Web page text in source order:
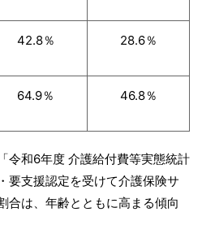
42.8％ 28.6％
64.9％ 46.8％
令和6年度 介護給付費等実態統計
要支援認定を受けて介護保険サ
合は、年齢とともに高まる傾向